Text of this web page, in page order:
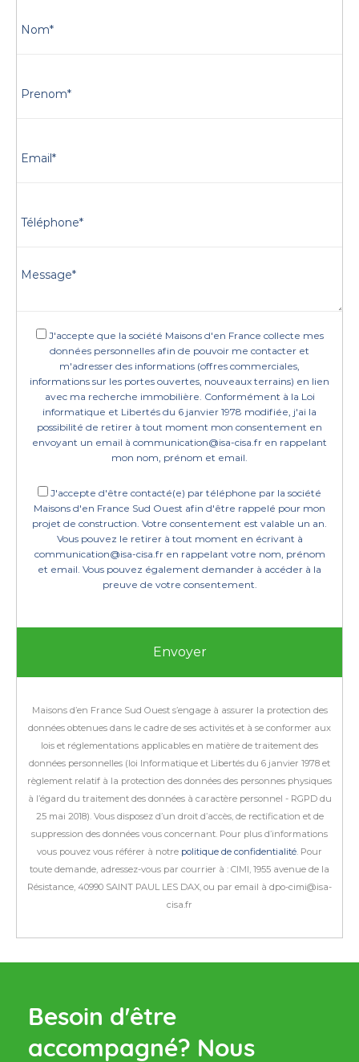
J'accepte que la société Maisons d'en France collecte mes
données personnelles afin de pouvoir me contacter et
m'adresser des informations (offres commerciales,
informations sur les portes ouvertes, nouveaux terrains) en lien
avec ma recherche immobilière. Conformément à la Loi
informatique et Libertés du 6 janvier 1978 modifiée, j'ai la
possibilité de retirer à tout moment mon consentement en
envoyant un email à communication@isa-cisa.fr en rappelant
mon nom, prénom et email.
J'accepte d'être contacté(e) par téléphone par la société
Maisons d'en France Sud Ouest afin d'être rappelé pour mon
projet de construction. Votre consentement est valable un an.
Vous pouvez le retirer à tout moment en écrivant à
communication@isa-cisa.fr en rappelant votre nom, prénom
et email. Vous pouvez également demander à accéder à la
preuve de votre consentement.
Maisons d’en France Sud Ouest s’engage à assurer la protection des
données obtenues dans le cadre de ses activités et à se conformer aux
lois et réglementations applicables en matière de traitement des
données personnelles (loi Informatique et Libertés du 6 janvier 1978 et
règlement relatif à la protection des données des personnes physiques
à l’égard du traitement des données à caractère personnel - RGPD du
25 mai 2018).Vous disposez d’un droit d’accès, de rectification et de
suppression des données vous concernant. Pour plus d’informations
vous pouvez vous référer à notre politique de confidentialité. Pour
toute demande, adressez-vous par courrier à : CIMI, 1955 avenue de la
Résistance, 40990 SAINT PAUL LES DAX, ou par email à dpo-cimi@isa-
cisa.fr
Besoin d'être
accompagné? Nous